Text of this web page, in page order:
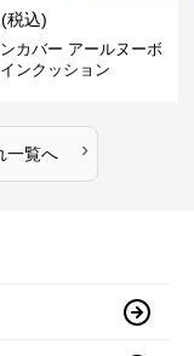
(税込)
カバー アールヌーボ
ンクッション
一覧へ ›